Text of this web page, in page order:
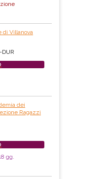
di Villanova
DUR
dei
Ragazzi
gg.